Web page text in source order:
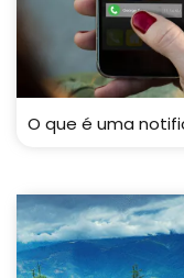
O que é uma